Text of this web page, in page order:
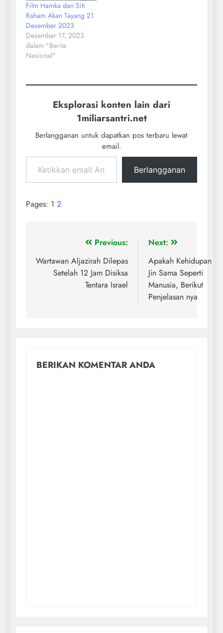
Film Hamka dan Siti
Raham Akan Tayang 21
Desember 2023
Desember 17, 2023
dalam "Berita
Nasional"
Eksplorasi konten lain dari
1miliarsantri.net
Berlangganan untuk dapatkan pos terbaru lewat
email.
Berlangganan
Pages: 1 2
Previous:
Wartawan Aljazirah Dilepas
Setelah 12 Jam Disiksa
Tentara Israel
Next:
Apakah Kehidupan
Jin Sama Seperti
Manusia, Berikut
Penjelasan nya
BERIKAN KOMENTAR ANDA